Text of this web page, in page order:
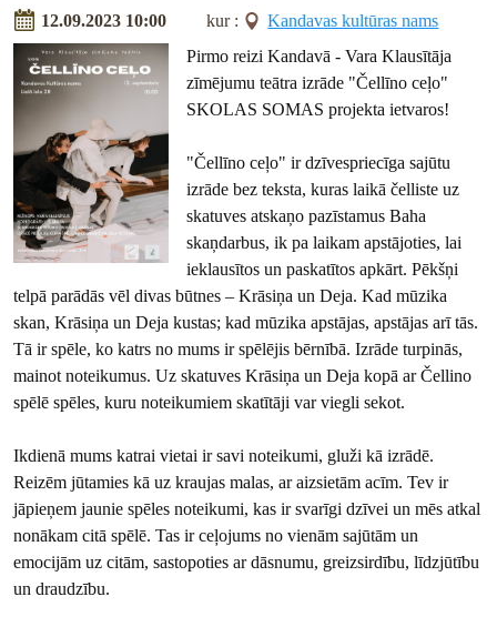
12.09.2023 10:00 kur :
Kandavas kultūras nams
Pirmo reizi Kandavā - Vara Klausītāja
zīmējumu teātra izrāde "Čellīno ceļo"
SKOLAS SOMAS projekta ietvaros!
"Čellīno ceļo" ir dzīvespriecīga sajūtu
izrāde bez teksta, kuras laikā čelliste uz
skatuves atskaņo pazīstamus Baha
skaņdarbus, ik pa laikam apstājoties, lai
ieklausītos un paskatītos apkārt. Pēkšņi
telpā parādās vēl divas būtnes – Krāsiņa un Deja. Kad mūzika
skan, Krāsiņa un Deja kustas; kad mūzika apstājas, apstājas arī tās.
Tā ir spēle, ko katrs no mums ir spēlējis bērnībā. Izrāde turpinās,
mainot noteikumus. Uz skatuves Krāsiņa un Deja kopā ar Čellino
spēlē spēles, kuru noteikumiem skatītāji var viegli sekot.
Ikdienā mums katrai vietai ir savi noteikumi, gluži kā izrādē.
Reizēm jūtamies kā uz kraujas malas, ar aizsietām acīm. Tev ir
jāpieņem jaunie spēles noteikumi, kas ir svarīgi dzīvei un mēs atkal
nonākam citā spēlē. Tas ir ceļojums no vienām sajūtām un
emocijām uz citām, sastopoties ar dāsnumu, greizsirdību, līdzjūtību
un draudzību.